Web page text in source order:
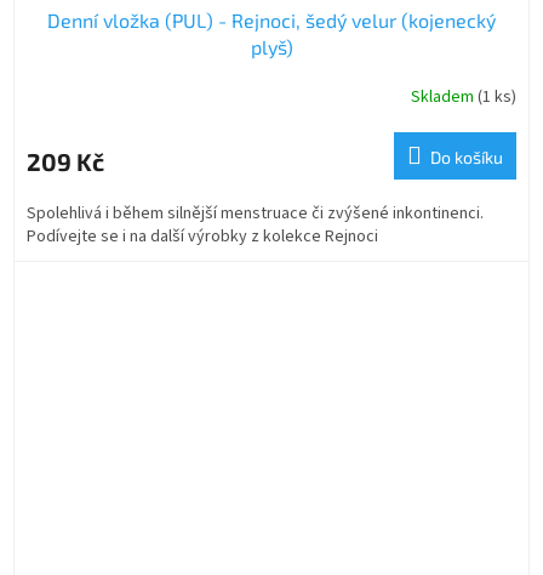
Denní vložka (PUL) - Rejnoci, šedý velur (kojenecký
plyš)
Skladem (1 ks)
209 Kč Do košíku
Spolehlivá i během silnější menstruace či zvýšené inkontinenci.
Podívejte se i na další výrobky z kolekce Rejnoci